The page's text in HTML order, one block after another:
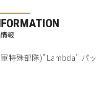
報
特殊部隊)"Lambda" パッ